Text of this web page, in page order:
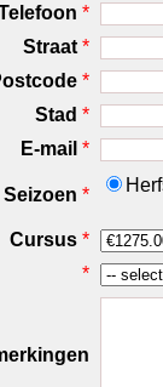
*
Straat *
*
Stad *
E-mail *
Seizoen *
Cursus *
*